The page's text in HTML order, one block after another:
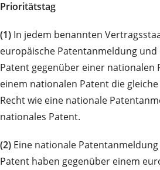
Prioritätstag
(1) In jedem benannten
europäische Patentanmeldung und
Patent gegenüber einer nationalen
einem nationalen Patent die
Recht wie eine nationale
nationales Patent.
(2) Eine nationale
Patent haben gegenüber einem